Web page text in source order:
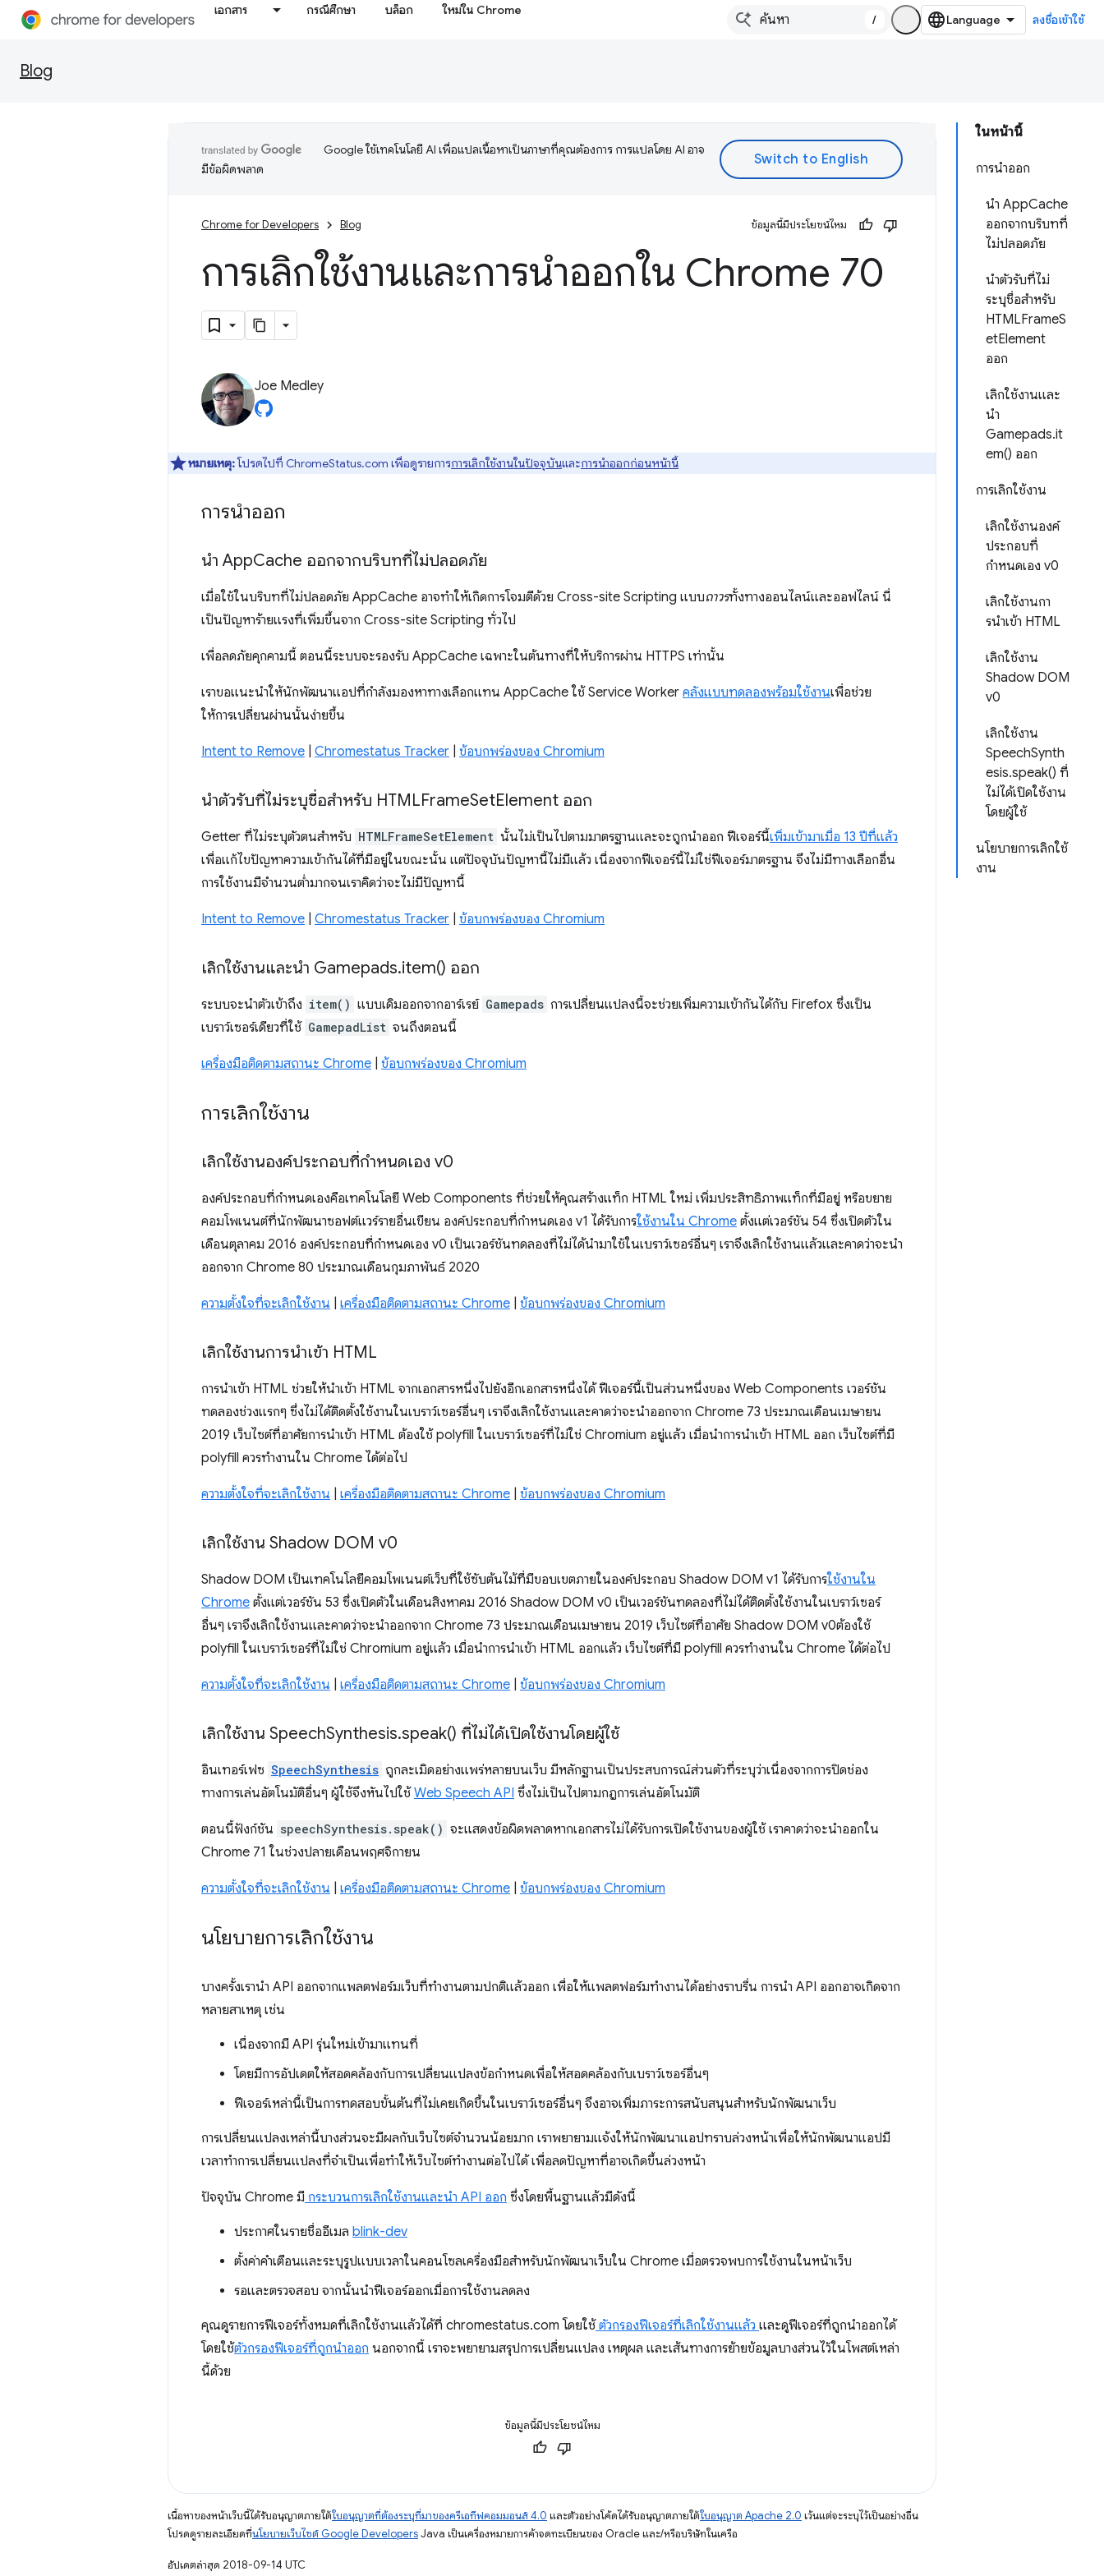
เอกสาร กรณีศึกษา บล็อก ใหม่ใน Chrome
/ ลงชื่อเข้าใช้
Blog
ในหน้านี้
การนำออก
นำ AppCache
ออกจากบริบทที่
ไม่ปลอดภัย
นำตัวรับที่ไม่
ระบุชื่อสำหรับ
HTMLFrameS
etElement
ออก
เลิกใช้งานและ
นํา
Gamepads.it
em() ออก
การเลิกใช้งาน
เลิกใช้งานองค์
ประกอบที่
กำหนดเอง v0
เลิกใช้งานกา
รนําเข้า HTML
เลิกใช้งาน
Shadow DOM
v0
เลิกใช้งาน
SpeechSynth
esis.speak() ที่
ไม่ได้เปิดใช้งาน
โดยผู้ใช้
นโยบายการเลิกใช้
งาน
Google ใช้เทคโนโลยี AI เพื่อแปลเนื้อหาเป็นภาษาที่คุณต้องการ การแปลโดย AI อาจ
มีข้อผิดพลาด
Chrome for Developers Blog ข้อมูลนี้มีประโยชน์ไหม
การเลิกใช้งานและการนำออกใน Chrome 70
Joe Medley
หมายเหตุ:โปรดไปที่ ChromeStatus.com เพื่อดูรายการการเลิกใช้งานในปัจจุบันและการนําออกก่อนหน้านี้
การนำออก
นำ AppCache ออกจากบริบทที่ไม่ปลอดภัย
เมื่อใช้ในบริบทที่ไม่ปลอดภัย AppCache อาจทําให้เกิดการโจมตีด้วย Cross-site Scripting แบบถาวรทั้งทางออนไลน์และออฟไลน์ นี่
เป็นปัญหาร้ายแรงที่เพิ่มขึ้นจาก Cross-site Scripting ทั่วไป
เพื่อลดภัยคุกคามนี้ ตอนนี้ระบบจะรองรับ AppCache เฉพาะในต้นทางที่ให้บริการผ่าน HTTPS เท่านั้น
เราขอแนะนำให้นักพัฒนาแอปที่กำลังมองหาทางเลือกแทน AppCache ใช้ Service Worker คลังแบบทดลองพร้อมใช้งานเพื่อช่วย
ให้การเปลี่ยนผ่านนั้นง่ายขึ้น
Intent to Remove Chromestatus Tracker ข้อบกพร่องของ Chromium
นำตัวรับที่ไม่ระบุชื่อสำหรับ HTMLFrameSetElement ออก
Getter ที่ไม่ระบุตัวตนสําหรับ HTMLFrameSetElement นั้นไม่เป็นไปตามมาตรฐานและจะถูกนําออก ฟีเจอร์นี้เพิ่มเข้ามาเมื่อ 13 ปีที่แล้ว
เพื่อแก้ไขปัญหาความเข้ากันได้ที่มีอยู่ในขณะนั้น แต่ปัจจุบันปัญหานี้ไม่มีแล้ว เนื่องจากฟีเจอร์นี้ไม่ใช่ฟีเจอร์มาตรฐาน จึงไม่มีทางเลือกอื่น
การใช้งานมีจำนวนต่ำมากจนเราคิดว่าจะไม่มีปัญหานี้
Intent to Remove Chromestatus Tracker ข้อบกพร่องของ Chromium
เลิกใช้งานและนํา Gamepads.item() ออก
ระบบจะนำตัวเข้าถึง item() แบบเดิมออกจากอาร์เรย์ Gamepads การเปลี่ยนแปลงนี้จะช่วยเพิ่มความเข้ากันได้กับ Firefox ซึ่งเป็น
เบราว์เซอร์เดียวที่ใช้ GamepadList จนถึงตอนนี้
เครื่องมือติดตามสถานะ Chrome ข้อบกพร่องของ Chromium
การเลิกใช้งาน
เลิกใช้งานองค์ประกอบที่กำหนดเอง v0
องค์ประกอบที่กําหนดเองคือเทคโนโลยี Web Components ที่ช่วยให้คุณสร้างแท็ก HTML ใหม่ เพิ่มประสิทธิภาพแท็กที่มีอยู่ หรือขยาย
คอมโพเนนต์ที่นักพัฒนาซอฟต์แวร์รายอื่นเขียน องค์ประกอบที่กําหนดเอง v1 ได้รับการใช้งานใน Chrome ตั้งแต่เวอร์ชัน 54 ซึ่งเปิดตัวใน
เดือนตุลาคม 2016 องค์ประกอบที่กำหนดเอง v0 เป็นเวอร์ชันทดลองที่ไม่ได้นำมาใช้ในเบราว์เซอร์อื่นๆ เราจึงเลิกใช้งานแล้วและคาดว่าจะนํา
ออกจาก Chrome 80 ประมาณเดือนกุมภาพันธ์ 2020
ความตั้งใจที่จะเลิกใช้งาน เครื่องมือติดตามสถานะ Chrome ข้อบกพร่องของ Chromium
เลิกใช้งานการนําเข้า HTML
การนําเข้า HTML ช่วยให้นําเข้า HTML จากเอกสารหนึ่งไปยังอีกเอกสารหนึ่งได้ ฟีเจอร์นี้เป็นส่วนหนึ่งของ Web Components เวอร์ชัน
ทดลองช่วงแรกๆ ซึ่งไม่ได้ติดตั้งใช้งานในเบราว์เซอร์อื่นๆ เราจึงเลิกใช้งานและคาดว่าจะนำออกจาก Chrome 73 ประมาณเดือนเมษายน
2019 เว็บไซต์ที่อาศัยการนําเข้า HTML ต้องใช้ polyfill ในเบราว์เซอร์ที่ไม่ใช่ Chromium อยู่แล้ว เมื่อนําการนําเข้า HTML ออก เว็บไซต์ที่มี
polyfill ควรทํางานใน Chrome ได้ต่อไป
ความตั้งใจที่จะเลิกใช้งาน เครื่องมือติดตามสถานะ Chrome ข้อบกพร่องของ Chromium
เลิกใช้งาน Shadow DOM v0
Shadow DOM เป็นเทคโนโลยีคอมโพเนนต์เว็บที่ใช้ซับต้นไม้ที่มีขอบเขตภายในองค์ประกอบ Shadow DOM v1 ได้รับการใช้งานใน
Chrome ตั้งแต่เวอร์ชัน 53 ซึ่งเปิดตัวในเดือนสิงหาคม 2016 Shadow DOM v0 เป็นเวอร์ชันทดลองที่ไม่ได้ติดตั้งใช้งานในเบราว์เซอร์
อื่นๆ เราจึงเลิกใช้งานและคาดว่าจะนำออกจาก Chrome 73 ประมาณเดือนเมษายน 2019 เว็บไซต์ที่อาศัย Shadow DOM v0ต้องใช้
polyfill ในเบราว์เซอร์ที่ไม่ใช่ Chromium อยู่แล้ว เมื่อนําการนําเข้า HTML ออกแล้ว เว็บไซต์ที่มี polyfill ควรทํางานใน Chrome ได้ต่อไป
ความตั้งใจที่จะเลิกใช้งาน เครื่องมือติดตามสถานะ Chrome ข้อบกพร่องของ Chromium
เลิกใช้งาน SpeechSynthesis.speak() ที่ไม่ได้เปิดใช้งานโดยผู้ใช้
อินเทอร์เฟซ SpeechSynthesis ถูกละเมิดอย่างแพร่หลายบนเว็บ มีหลักฐานเป็นประสบการณ์ส่วนตัวที่ระบุว่าเนื่องจากการปิดช่อง
ทางการเล่นอัตโนมัติอื่นๆ ผู้ใช้จึงหันไปใช้ Web Speech API ซึ่งไม่เป็นไปตามกฎการเล่นอัตโนมัติ
ตอนนี้ฟังก์ชัน speechSynthesis.speak() จะแสดงข้อผิดพลาดหากเอกสารไม่ได้รับการเปิดใช้งานของผู้ใช้ เราคาดว่าจะนำออกใน
Chrome 71 ในช่วงปลายเดือนพฤศจิกายน
ความตั้งใจที่จะเลิกใช้งาน เครื่องมือติดตามสถานะ Chrome ข้อบกพร่องของ Chromium
นโยบายการเลิกใช้งาน
บางครั้งเรานำ API ออกจากแพลตฟอร์มเว็บที่ทำงานตามปกติแล้วออก เพื่อให้แพลตฟอร์มทำงานได้อย่างราบรื่น การนํา API ออกอาจเกิดจาก
หลายสาเหตุ เช่น
เนื่องจากมี API รุ่นใหม่เข้ามาแทนที่
โดยมีการอัปเดตให้สอดคล้องกับการเปลี่ยนแปลงข้อกำหนดเพื่อให้สอดคล้องกับเบราว์เซอร์อื่นๆ
ฟีเจอร์เหล่านี้เป็นการทดสอบขั้นต้นที่ไม่เคยเกิดขึ้นในเบราว์เซอร์อื่นๆ จึงอาจเพิ่มภาระการสนับสนุนสำหรับนักพัฒนาเว็บ
การเปลี่ยนแปลงเหล่านี้บางส่วนจะมีผลกับเว็บไซต์จํานวนน้อยมาก เราพยายามแจ้งให้นักพัฒนาแอปทราบล่วงหน้าเพื่อให้นักพัฒนาแอปมี
เวลาทำการเปลี่ยนแปลงที่จำเป็นเพื่อทำให้เว็บไซต์ทำงานต่อไปได้ เพื่อลดปัญหาที่อาจเกิดขึ้นล่วงหน้า
ปัจจุบัน Chrome มี กระบวนการเลิกใช้งานและนํา API ออก ซึ่งโดยพื้นฐานแล้วมีดังนี้
ประกาศในรายชื่ออีเมล blink-dev
ตั้งค่าคำเตือนและระบุรูปแบบเวลาในคอนโซลเครื่องมือสำหรับนักพัฒนาเว็บใน Chrome เมื่อตรวจพบการใช้งานในหน้าเว็บ
รอและตรวจสอบ จากนั้นนําฟีเจอร์ออกเมื่อการใช้งานลดลง
คุณดูรายการฟีเจอร์ทั้งหมดที่เลิกใช้งานแล้วได้ที่ chromestatus.com โดยใช้ ตัวกรองฟีเจอร์ที่เลิกใช้งานแล้ว และดูฟีเจอร์ที่ถูกนำออกได้
โดยใช้ตัวกรองฟีเจอร์ที่ถูกนำออก นอกจากนี้ เราจะพยายามสรุปการเปลี่ยนแปลง เหตุผล และเส้นทางการย้ายข้อมูลบางส่วนไว้ในโพสต์เหล่า
นี้ด้วย
ข้อมูลนี้มีประโยชน์ไหม
เนื้อหาของหน้าเว็บนี้ได้รับอนุญาตภายใต้ใบอนุญาตที่ต้องระบุที่มาของครีเอทีฟคอมมอนส์ 4.0 และตัวอย่างโค้ดได้รับอนุญาตภายใต้ใบอนุญาต Apache 2.0 เว้นแต่จะระบุไว้เป็นอย่างอื่น
โปรดดูรายละเอียดที่นโยบายเว็บไซต์ Google DevelopersJava เป็นเครื่องหมายการค้าจดทะเบียนของ Oracle และ/หรือบริษัทในเครือ
อัปเดตล่าสุด 2018-09-14 UTC